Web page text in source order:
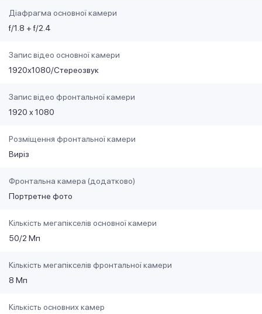
Діафрагма основної камери
f/1.8 + f/2.4
Запис відео основної камери
1920х1080/Стереозвук
Запис відео фронтальної камери
1920 х 1080
Розміщення фронтальної камери
Виріз
Фронтальна камера (додатково)
Портретне фото
Кількість мегапікселів основної камери
50/2 Мп
Кількість мегапікселів фронтальної камери
8 Мп
Кількість основних камер